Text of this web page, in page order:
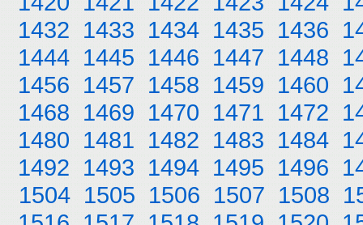
1432 1433 1434 1435 1436
1444 1445 1446 1447 1448
1456 1457 1458 1459 1460
1468 1469 1470 1471 1472
1480 1481 1482 1483 1484
1492 1493 1494 1495 1496
1504 1505 1506 1507 1508